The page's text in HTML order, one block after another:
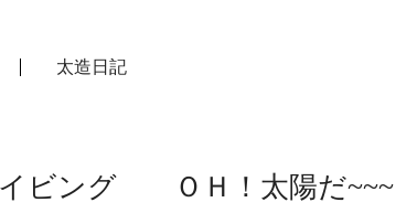
太造日記
イビング ＯＨ！太陽だ~~~